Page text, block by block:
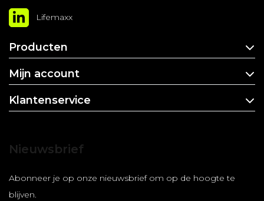
Lifemaxx
Producten
Mijn account
Klantenservice
Nieuwsbrief
Abonneer je op onze nieuwsbrief om op de hoogte te
blijven.